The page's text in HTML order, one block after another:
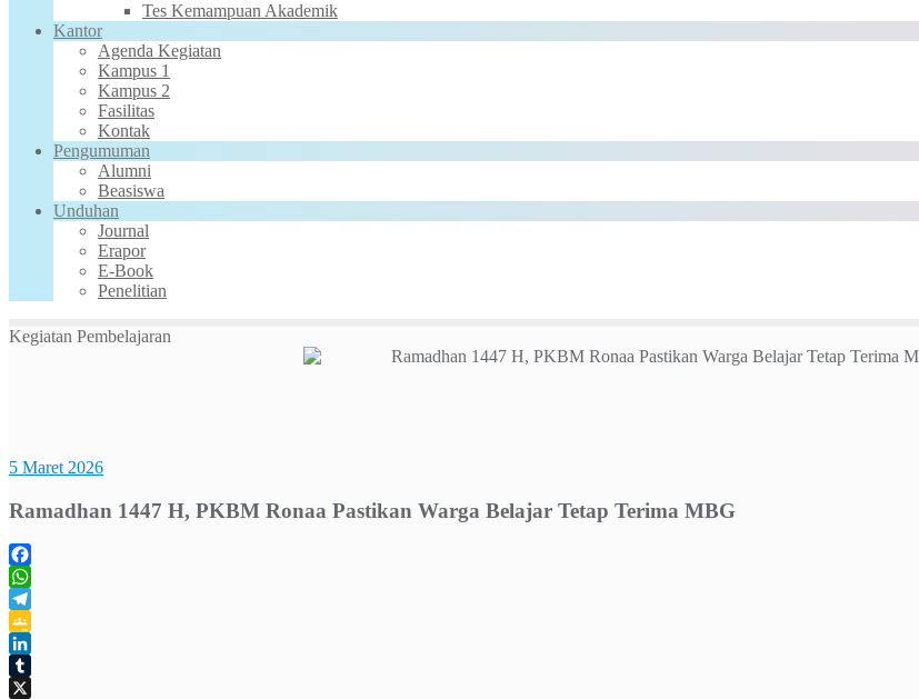
Tes Kemampuan Akademik
Kantor
Agenda Kegiatan
Kampus 1
Kampus 2
Fasilitas
Kontak
Pengumuman
Alumni
Beasiswa
Unduhan
Journal
Erapor
E-Book
Penelitian
Kegiatan Pembelajaran
5 Maret 2026
Ramadhan 1447 H, PKBM Ronaa Pastikan Warga Belajar Tetap Terima MBG
Facebook
WhatsApp
Telegram
Google
Classroom
LinkedIn
Tumblr